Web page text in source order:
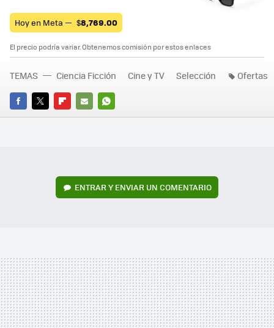
Hoy en Meta — $8,769.00
El precio podría variar. Obtenemos comisión por estos enlaces
FACEBOOK
TWITTERFLIPBOARD
E-
WHATSAPP
TEMAS Ciencia Ficción Cine y TV Selección Ofertas
ENTRAR Y ENVIAR UN COMENTARIO